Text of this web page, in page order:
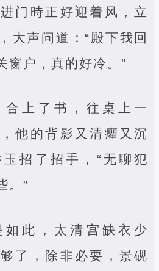
门時正好迎着风，立
大声问道：“殿下我回
窗户，真的好冷。”
合上了书，往桌上一
他的背影又清癯又沉
招了招手，“无聊犯
。”
如此，太清宫缺衣少
了，除非必要，景砚